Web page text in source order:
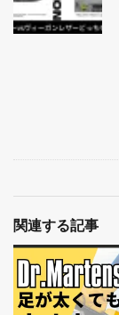
関連する記事